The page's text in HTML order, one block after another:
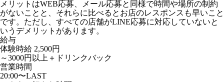
メリットはWEB応募、メール応募と同様で時間や場所の制約
がないことと、それらに比べるとお店のレスポンスも早いこと
です。ただし、すべての店舗がLINE応募に対応していないと
いうデメリットがあります。
給与
体験時給 2,500円
～3000円以上＋ドリンクバック
営業時間
20:00〜LAST